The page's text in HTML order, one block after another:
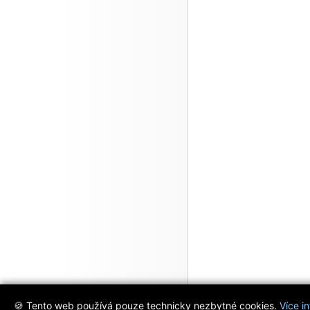
🍪 Tento web používá pouze technicky nezbytné cookies. Více